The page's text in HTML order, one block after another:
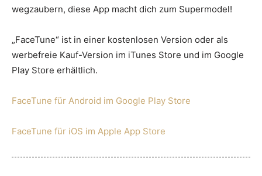
wegzaubern, diese App macht dich zum Supermodel!
„FaceTune“ ist in einer kostenlosen Version oder als
werbefreie Kauf-Version im iTunes Store und im Google
Play Store erhältlich.
FaceTune für Android im Google Play Store
FaceTune für iOS im Apple App Store